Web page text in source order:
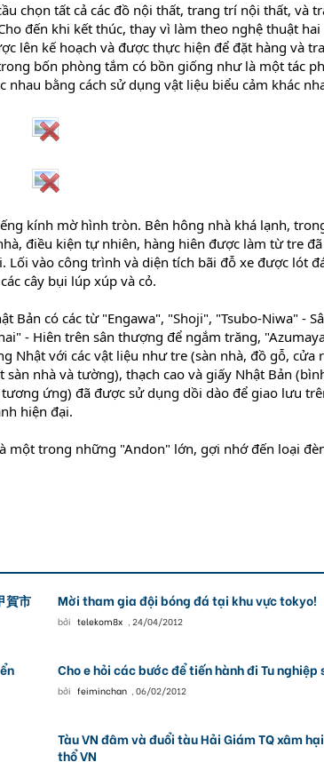
chọn tất cả các đồ nội thất, trang trí nội thất, và
đến khi kết thúc, thay vì làm theo nghệ thuật hai
lên kế hoạch và được thực hiện để đặt hàng và
bốn phòng tắm có bồn giống như là một tác
bằng cách sử dụng vật liệu biểu cảm khác
kính mờ hình tròn. Bên hông nhà khá lạnh,
điều kiện tự nhiên, hàng hiên được làm từ tre
vào công trình và diện tích bãi đỗ xe được lót
cây bụi lúp xúp và cỏ.
Bản có các từ "Engawa", "Shoji", "Tsubo-Niwa" -
- Hiên trên sân thượng để ngắm trăng,
Nhật với các vật liệu như tre (sàn nhà, đồ gỗ, cửa
nhà và tường), thạch cao và giấy Nhật Bản
ứng) đã được sử dụng dồi dào để giao lưu
hiện đại.
một trong những "Andon" lớn, gợi nhớ đến loại
賀市
Mời tham gia đội bóng đá tại khu vực tokyo!
bởi telekom8x , 24/04/2012
Cho e hỏi các bước để tiến hành đi Tu nghiệp
bởi feiminchan , 06/02/2012
Tàu VN đâm và đuổi tàu Hải Giám TQ xâm
thổ VN